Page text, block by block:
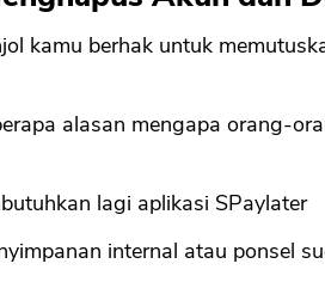
kamu berhak untuk
alasan mengapa orang-
lagi aplikasi SPaylater
internal atau ponsel